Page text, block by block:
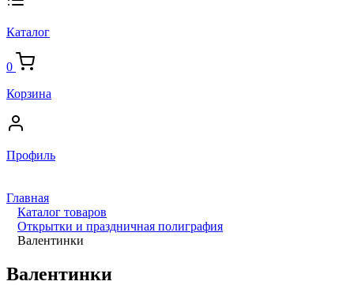
Каталог
0
Корзина
Профиль
Главная
Каталог товаров
Открытки и праздничная полиграфия
Валентинки
Валентинки